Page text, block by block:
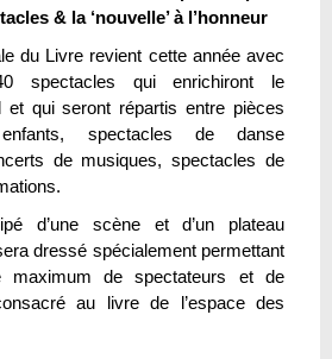
& la ‘nouvelle’ à l’honneur
du Livre revient cette année avec
spectacles qui enrichiront le
et qui seront répartis entre pièces
spectacles de danse
de musiques, spectacles de
d’une scène et d’un plateau
dressé spécialement permettant
maximum de spectateurs et de
au livre de l’espace des